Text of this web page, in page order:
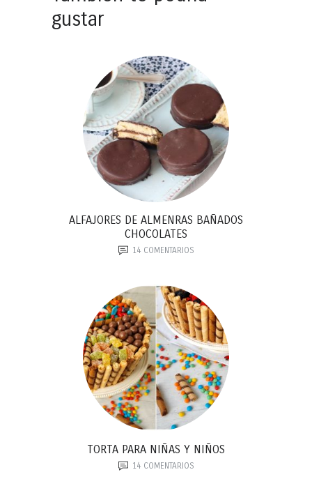
gustar
ALFAJORES DE ALMENRAS BAÑADOS
CHOCOLATES
14COMENTARIOS
TORTA PARA NIÑAS Y NIÑOS
14COMENTARIOS